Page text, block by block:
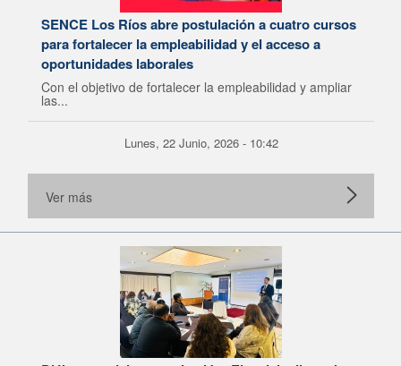
SENCE Los Ríos abre postulación a cuatro cursos
para fortalecer la empleabilidad y el acceso a
oportunidades laborales
Con el objetivo de fortalecer la empleabilidad y ampliar
las...
Lunes, 22 Junio, 2026 - 10:42
Ver más